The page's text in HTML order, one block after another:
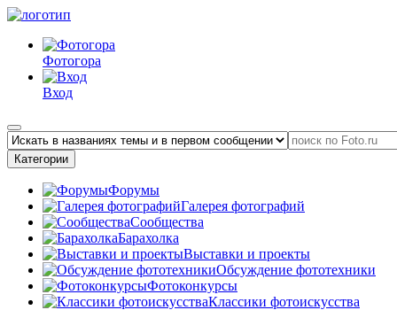
Фотогора
Вход
Категории
Форумы
Галерея фотографий
Сообщества
Барахолка
Выставки и проекты
Обсуждение фототехники
Фотоконкурсы
Классики фотоискусства